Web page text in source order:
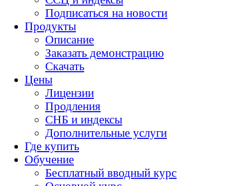
Подписаться на новости
Продукты
Описание
Заказать демонстрацию
Скачать
Цены
Лицензии
Продления
СНБ и индексы
Дополнительные услуги
Где купить
Обучение
Бесплатный вводный курс